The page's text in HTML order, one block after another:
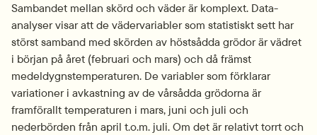
Sambandet mellan skörd och väder är komplext. Data­
analyser visar att de vädervariabler som statistiskt sett har
störst samband med skörden av höstsådda grödor är vädret
i början på året (februari och mars) och då främst
medeldygnstemperaturen. De variabler som förklarar
variationer i avkastning av de vårsådda grödorna är
framförallt temperaturen i mars, juni och juli och
nederbörden från april t.o.m. juli. Om det är relativt torrt och